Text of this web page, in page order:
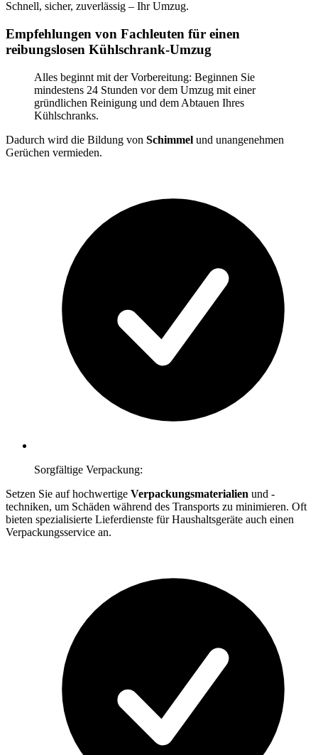
Schnell, sicher, zuverlässig – Ihr Umzug.
Empfehlungen von Fachleuten für einen
reibungslosen Kühlschrank-Umzug
Alles beginnt mit der Vorbereitung: Beginnen Sie
mindestens 24 Stunden vor dem Umzug mit einer
gründlichen Reinigung und dem Abtauen Ihres
Kühlschranks.
Dadurch wird die Bildung von Schimmel und unangenehmen
Gerüchen vermieden.
Sorgfältige Verpackung:
Setzen Sie auf hochwertige Verpackungsmaterialien und -
techniken, um Schäden während des Transports zu minimieren. Oft
bieten spezialisierte Lieferdienste für Haushaltsgeräte auch einen
Verpackungsservice an.